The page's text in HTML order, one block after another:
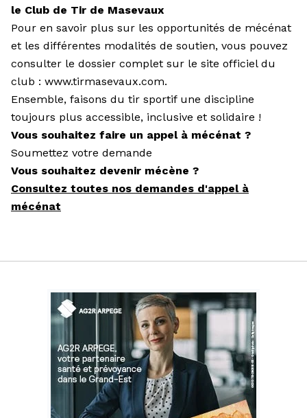
le Club de Tir de Masevaux
Pour en savoir plus sur les opportunités de mécénat
et les différentes modalités de soutien, vous pouvez
consulter le dossier complet sur le site officiel du
club : www.tirmasevaux.com.
Ensemble, faisons du tir sportif une discipline
toujours plus accessible, inclusive et solidaire !
Vous souhaitez faire un appel à mécénat ?
Soumettez votre demande
Vous souhaitez devenir mécène ?
Consultez toutes nos demandes d'appel à
mécénat